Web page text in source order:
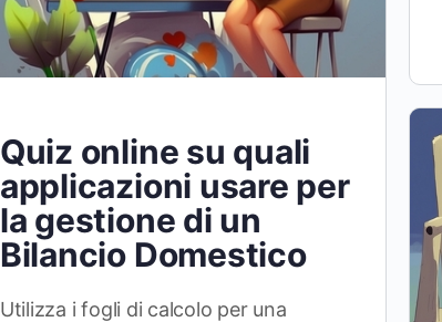
Quiz online su quali
applicazioni usare per
la gestione di un
Bilancio Domestico
Utilizza i fogli di calcolo per una